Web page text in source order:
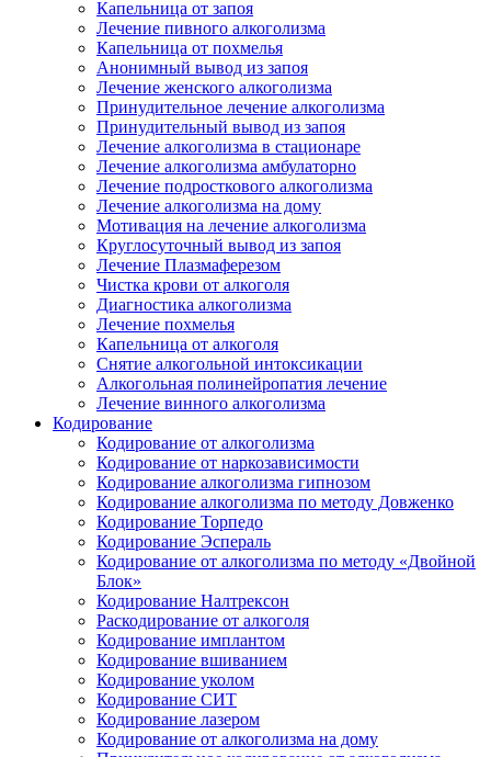
Капельница от запоя
Лечение пивного алкоголизма
Капельница от похмелья
Анонимный вывод из запоя
Лечение женского алкоголизма
Принудительное лечение алкоголизма
Принудительный вывод из запоя
Лечение алкоголизма в стационаре
Лечение алкоголизма амбулаторно
Лечение подросткового алкоголизма
Лечение алкоголизма на дому
Мотивация на лечение алкоголизма
Круглосуточный вывод из запоя
Лечение Плазмаферезом
Чистка крови от алкоголя
Диагностика алкоголизма
Лечение похмелья
Капельница от алкоголя
Снятие алкогольной интоксикации
Алкогольная полинейропатия лечение
Лечение винного алкоголизма
Кодирование
Кодирование от алкоголизма
Кодирование от наркозависимости
Кодирование алкоголизма гипнозом
Кодирование алкоголизма по методу Довженко
Кодирование Торпедо
Кодирование Эспераль
Кодирование от алкоголизма по методу «Двойной
Блок»
Кодирование Налтрексон
Раскодирование от алкоголя
Кодирование имплантом
Кодирование вшиванием
Кодирование уколом
Кодирование СИТ
Кодирование лазером
Кодирование от алкоголизма на дому